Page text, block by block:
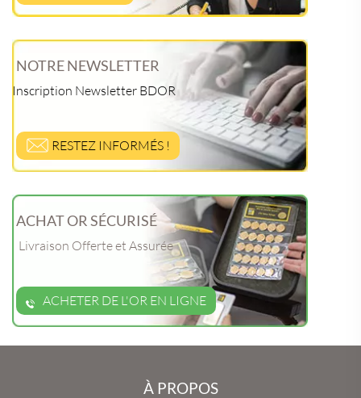
NOTRE NEWSLETTER
Inscription Newsletter BDOR
RESTEZ INFORMÉS !
ACHAT OR SÉCURISÉ
Livraison Offerte et Assurée
ACHETER DE L'OR EN LIGNE
À PROPOS